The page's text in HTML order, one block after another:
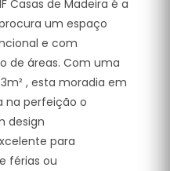
Casas de Madeira é a
um espaço
e com
de áreas. Com uma
, esta moradia em
na perfeição o
design
para
férias ou